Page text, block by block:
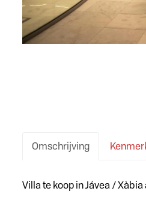
Omschrijving
Omschrijving
Villa te koop in Jávea /